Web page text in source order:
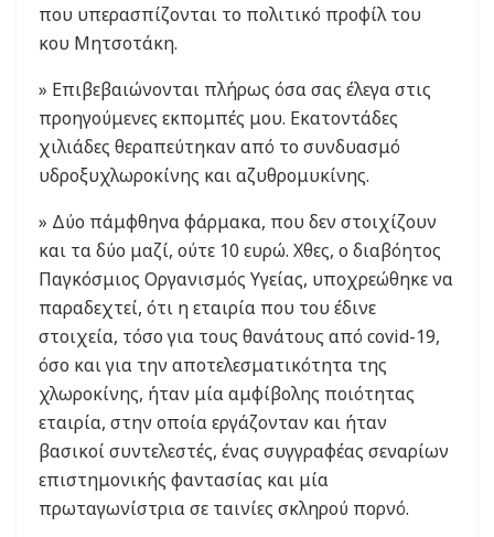
που υπερασπίζονται το πολιτικό προφίλ του
κου Μητσοτάκη.
» Επιβεβαιώνονται πλήρως όσα σας έλεγα στις
προηγούμενες εκπομπές μου. Εκατοντάδες
χιλιάδες θεραπεύτηκαν από το συνδυασμό
υδροξυχλωροκίνης και αζυθρομυκίνης.
» Δύο πάμφθηνα φάρμακα, που δεν στοιχίζουν
και τα δύο μαζί, ούτε 10 ευρώ. Χθες, ο διαβόητος
Παγκόσμιος Οργανισμός Υγείας, υποχρεώθηκε να
παραδεχτεί, ότι η εταιρία που του έδινε
στοιχεία, τόσο για τους θανάτους από covid-19,
όσο και για την αποτελεσματικότητα της
χλωροκίνης, ήταν μία αμφίβολης ποιότητας
εταιρία, στην οποία εργάζονταν και ήταν
βασικοί συντελεστές, ένας συγγραφέας σεναρίων
επιστημονικής φαντασίας και μία
πρωταγωνίστρια σε ταινίες σκληρού πορνό.